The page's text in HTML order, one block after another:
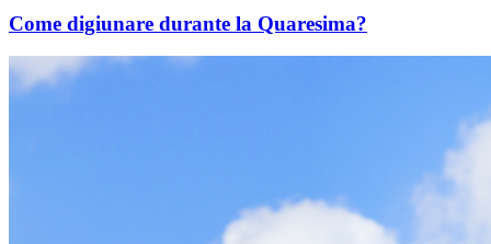
Come digiunare durante la Quaresima?